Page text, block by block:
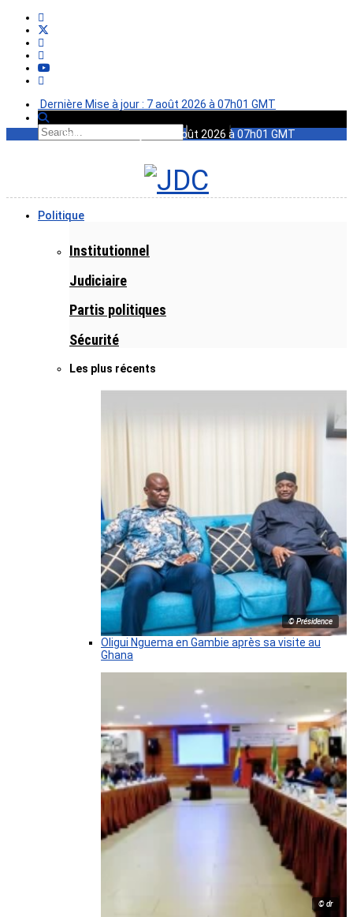
Dernière Mise à jour : 7 août 2026 à 07h01 GMT
Dernière Mise à jour : 7 août 2026 à 07h01 GMT
Politique
Institutionnel
Judiciaire
Partis politiques
Sécurité
Les plus récents
© Présidence
Oligui Nguema en Gambie après sa visite au
Ghana
© dr